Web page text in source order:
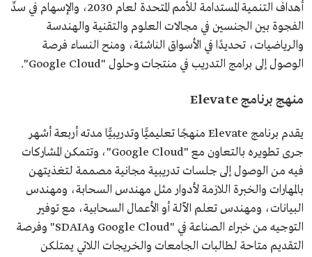
أهداف التنمية المستدامة للأمم المتحدة لعام 2030، والإسهام في سدِّ
الفجوة بين الجنسين في مجالات العلوم والتقنية والهندسة
والرياضيات، تحديدًا في الأسواق الناشئة، ومنح النساء فرصة
الوصول إلى برامج التدريب في منتجات وحلول "Google Cloud".
منهج برنامج Elevate
يقدم برنامج Elevate منهجًا تعليميًّا وتدريبيًّا مدته أربعة أشهر
جرى تطويره بالتعاون مع "Google Cloud"، وتتمكن المشاركات
فيه من الوصول إلى جلسات تدريبية مجانية مصممة لتغذيتهن
بالمهارات والخبرة اللازمة لأدوار مثل مهندس السحابة، ومهندس
البيانات، ومهندس تعلم الآلة أو الأعمال السحابية، مع توفير
التوجيه من خبراء الصناعة في "Google Cloud وSDAIA" وفرصة
التقديم متاحة لطالبات الجامعات والخريجات اللاتي يمتلكن